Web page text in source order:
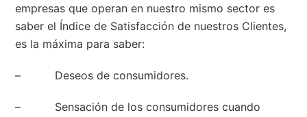
empresas que operan en nuestro mismo sector es
saber el Índice de Satisfacción de nuestros Clientes,
es la máxima para saber:
– Deseos de consumidores.
– Sensación de los consumidores cuando